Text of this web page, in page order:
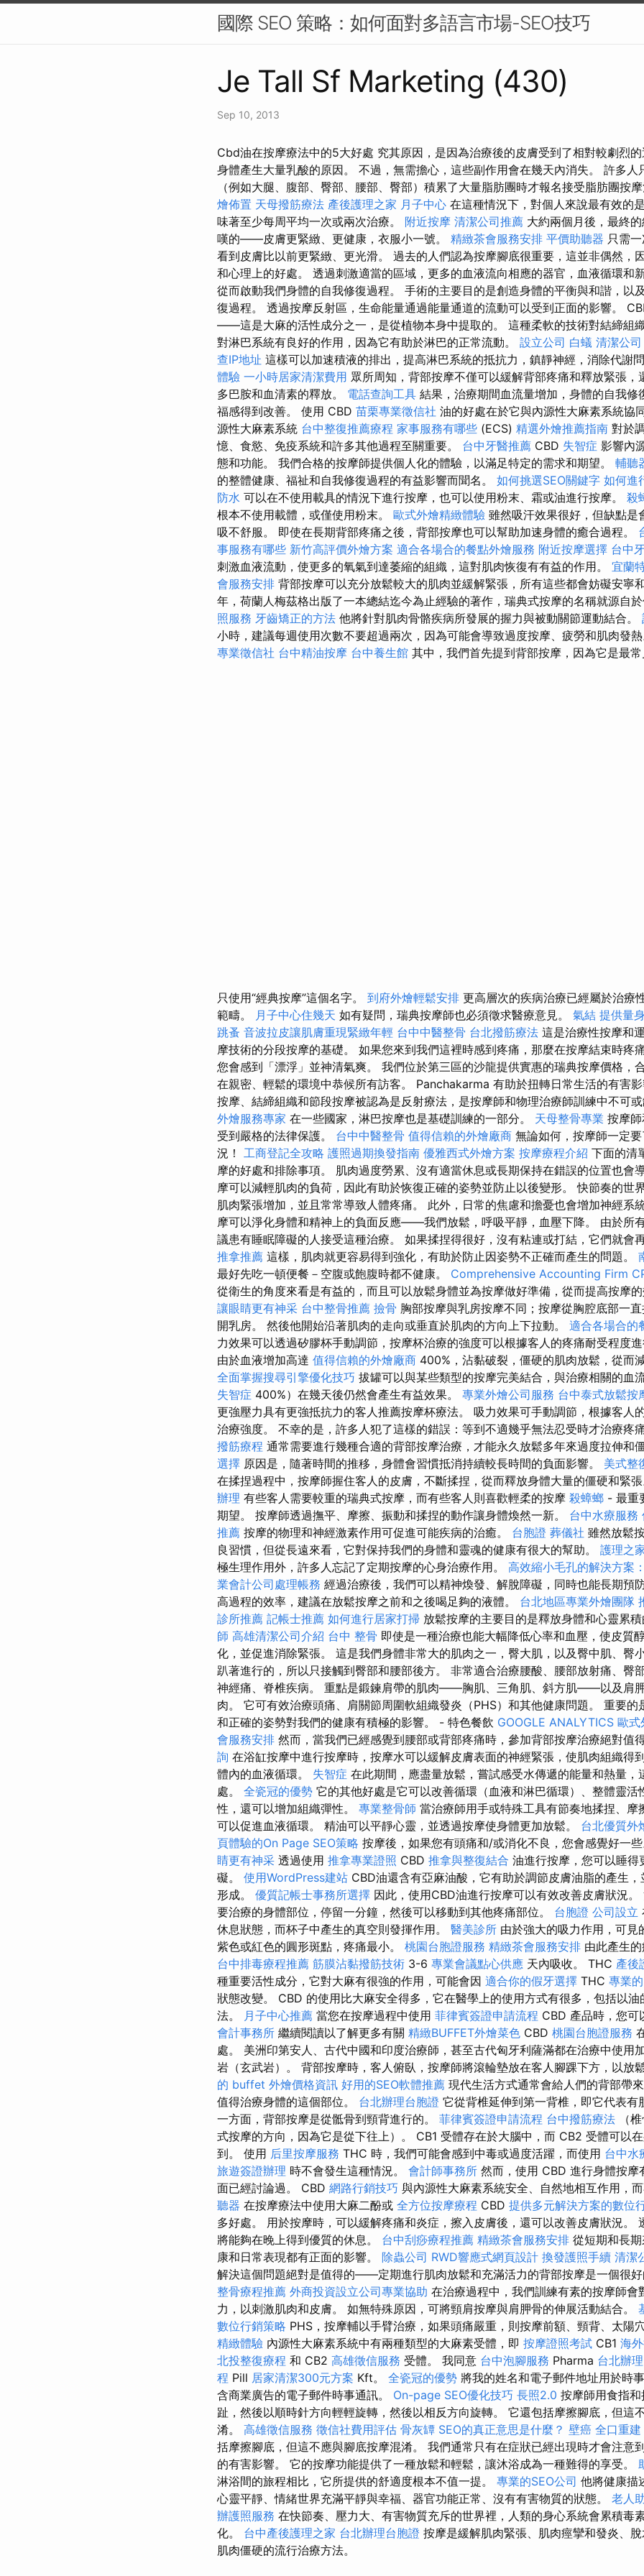
國際 SEO 策略：如何面對多語言市場-SEO技巧
Je Tall Sf Marketing (430)
Sep 10, 2013
Cbd油在按摩療法中的5大好處 究其原因，是因為治療後的皮膚受到了相對較劇烈
身體產生大量乳酸的原因。 不過，無需擔心，這些副作用會在幾天內消失。 許多人
（例如大腿、腹部、臀部、腰部、臀部）積累了大量脂肪團時才報名接受脂肪團按
燴佈置 天母撥筋療法 產後護理之家 月子中心 在這種情況下，對個人來說最有效的
味著至少每周平均一次或兩次治療。 附近按摩 清潔公司推薦 大約兩個月後，最終
嘆的——皮膚更緊緻、更健康，衣服小一號。 精緻茶會服務安排 平價助聽器 只需
看到皮膚比以前更緊緻、更光滑。 過去的人們認為按摩腳底很重要，這並非偶然，
和心理上的好處。 透過刺激適當的區域，更多的血液流向相應的器官，血液循環和
從而啟動我們身體的自我修復過程。 手術的主要目的是創造身體的平衡與和諧，以
復過程。 透過按摩反射區，生命能量通過能量通道的流動可以受到正面的影響。
——這是大麻的活性成分之一，是從植物本身中提取的。 這種柔軟的技術對結締組
對淋巴系統有良好的作用，因為它有助於淋巴的正常流動。 設立公司 白蟻 清潔公司
查IP地址 這樣可以加速積液的排出，提高淋巴系統的抵抗力，鎮靜神經，消除代謝
體驗 一小時居家清潔費用 眾所周知，背部按摩不僅可以緩解背部疼痛和釋放緊張，
多巴胺和血清素的釋放。 電話查詢工具 結果，治療期間血流量增加，身體的自我修
福感得到改善。 使用 CBD 苗栗專業徵信社 油的好處在於它與內源性大麻素系統協
源性大麻素系統 台中整復推薦療程 家事服務有哪些 (ECS) 精選外燴推薦指南 對於
憶、食慾、免疫系統和許多其他過程至關重要。 台中牙醫推薦 CBD 失智症 影響內
態和功能。 我們合格的按摩師提供個人化的體驗，以滿足特定的需求和期望。 輔聽
的整體健康、福祉和自我修復過程的有益影響而聞名。 如何挑選SEO關鍵字 如何進
防水 可以在不使用載具的情況下進行按摩，也可以使用粉末、霜或油進行按摩。 殺
根本不使用載體，或僅使用粉末。 歐式外燴精緻體驗 雖然吸汗效果很好，但缺點是
吸不舒服。 即使在長期背部疼痛之後，背部按摩也可以幫助加速身體的癒合過程。
事服務有哪些 新竹高評價外燴方案 適合各場合的餐點外燴服務 附近按摩選擇 台中
刺激血液流動，使更多的氧氣到達萎縮的組織，這對肌肉恢復有有益的作用。 宜蘭
會服務安排 背部按摩可以充分放鬆較大的肌肉並緩解緊張，所有這些都會妨礙安寧
年，荷蘭人梅茲格出版了一本總結迄今為止經驗的著作，瑞典式按摩的名稱就源自
照服務 牙齒矯正的方法 他將針對肌肉骨骼疾病所發展的握力與被動關節運動結合。
小時，建議每週使用次數不要超過兩次，因為可能會導致過度按摩、疲勞和肌肉發
專業徵信社 台中精油按摩 台中養生館 其中，我們首先提到背部按摩，因為它是最
只使用“經典按摩”這個名字。 到府外燴輕鬆安排 更高層次的疾病治療已經屬於治療
範疇。
月子中心住幾天 如有疑問，瑞典按摩師也必須徵求醫療意見。 氣結 提供量
跳蚤 音波拉皮讓肌膚重現緊緻年輕 台中中醫整骨 台北撥筋療法 這是治療性按摩和
摩技術的分段按摩的基礎。 如果您來到我們這裡時感到疼痛，那麼在按摩結束時疼
您會感到「漂浮」並神清氣爽。 我們位於第三區的沙龍提供實惠的瑞典按摩價格，
在親密、輕鬆的環境中恭候所有訪客。 Panchakarma 有助於扭轉日常生活的有害
按摩、結締組織和節段按摩被認為是反射療法，是按摩師和物理治療師訓練中不可
外燴服務專家 在一些國家，淋巴按摩也是基礎訓練的一部分。 天母整骨專業 按摩
受到嚴格的法律保護。 台中中醫整骨 值得信賴的外燴廠商 無論如何，按摩師一定
況！ 工商登記全攻略 護照過期換發指南 優雅西式外燴方案 按摩療程介紹 下面的清
摩的好處和排除事項。 肌肉過度勞累、沒有適當休息或長期保持在錯誤的位置也會
摩可以減輕肌肉的負荷，因此有助於恢復正確的姿勢並防止以後變形。 快節奏的世
肌肉緊張增加，並且常常導致人體疼痛。 此外，日常的焦慮和擔憂也會增加神經系
摩可以淨化身體和精神上的負面反應——我們放鬆，呼吸平靜，血壓下降。 由於所
議患有睡眠障礙的人接受這種治療。 如果揉捏得很好，沒有粘連或打結，它們就會
推拿推薦 這樣，肌肉就更容易得到強化，有助於防止因姿勢不正確而產生的問題。
最好先吃一頓便餐－空腹或飽腹時都不健康。 Comprehensive Accounting Firm
從衛生的角度來看是有益的，而且可以放鬆身體並為按摩做好準備，從而提高按摩
讓眼睛更有神采 台中整骨推薦 撿骨 胸部按摩與乳房按摩不同；按摩從胸腔底部一
開乳房。 然後他開始沿著肌肉的走向或垂直於肌肉的方向上下拉動。 適合各場合的
力效果可以透過矽膠杯手動調節，按摩杯治療的強度可以根據客人的疼痛耐受程度
由於血液增加高達 值得信賴的外燴廠商 400%，沾黏破裂，僵硬的肌肉放鬆，從而
全面掌握搜尋引擎優化技巧 拔罐可以與某些類型的按摩完美結合，與治療相關的血
失智症 400%）在幾天後仍然會產生有益效果。 專業外燴公司服務 台中泰式放鬆按
更強壓力具有更強抵抗力的客人推薦按摩杯療法。 吸力效果可手動調節，根據客人
治療強度。 不幸的是，許多人犯了這樣的錯誤：等到不適幾乎無法忍受時才治療疼
撥筋療程 通常需要進行幾種合適的背部按摩治療，才能永久放鬆多年來過度拉伸和
選擇 原因是，隨著時間的推移，身體會習慣抵消持續較長時間的負面影響。 美式整
在揉捏過程中，按摩師握住客人的皮膚，不斷揉捏，從而釋放身體大量的僵硬和緊
辦理 有些客人需要較重的瑞典式按摩，而有些客人則喜歡輕柔的按摩 殺蟑螂 - 最重
期望。 按摩師透過撫平、摩擦、振動和揉捏的動作讓身體煥然一新。 台中水療服務
推薦 按摩的物理和神經激素作用可促進可能疾病的治癒。 台胞證 葬儀社 雖然放鬆
良習慣，但從長遠來看，它對保持我們的身體和靈魂的健康有很大的幫助。 護理之
極生理作用外，許多人忘記了定期按摩的心身治療作用。 高效縮小毛孔的解決方案
業會計公司處理帳務 經過治療後，我們可以精神煥發、解脫障礙，同時也能長期預
高過程的效率，建議在放鬆按摩之前和之後喝足夠的液體。 台北地區專業外燴團隊
診所推薦 記帳士推薦 如何進行居家打掃 放鬆按摩的主要目的是釋放身體和心靈累
師 高雄清潔公司介紹 台中 整骨 即使是一種治療也能大幅降低心率和血壓，使皮質
化，並促進消除緊張。 這是我們身體非常大的肌肉之一，臀大肌，以及臀中肌、臀
趴著進行的，所以只接觸到臀部和腰部後方。 非常適合治療腰酸、腰部放射痛、臀
神經痛、脊椎疾病。 重點是鍛鍊肩帶的肌肉——胸肌、三角肌、斜方肌——以及肩
肉。 它可有效治療頭痛、肩關節周圍軟組織發炎（PHS）和其他健康問題。 重要的
和正確的姿勢對我們的健康有積極的影響。 - 特色餐飲 GOOGLE ANALYTICS 歐式
會服務安排 然而，當我們已經感覺到腰部或背部疼痛時，參加背部按摩治療絕對值
詢 在浴缸按摩中進行按摩時，按摩水可以緩解皮膚表面的神經緊張，使肌肉組織得
體內的血液循環。 失智症 在此期間，應盡量放鬆，嘗試感受水傳遞的能量和熱量，
處。 全瓷冠的優勢 它的其他好處是它可以改善循環（血液和淋巴循環）、整體靈活
性，還可以增加組織彈性。 專業整骨師 當治療師用手或特殊工具有節奏地揉捏、摩
可以促進血液循環。 精油可以平靜心靈，並透過按摩使身體更加放鬆。 台北優質外
頁體驗的On Page SEO策略 按摩後，如果您有頭痛和/或消化不良，您會感覺好一
睛更有神采 透過使用 推拿專業證照 CBD 推拿與整復結合 油進行按摩，您可以睡得
礙。 使用WordPress建站 CBD油還含有亞麻油酸，它有助於調節皮膚油脂的產生
形成。 優質記帳士事務所選擇 因此，使用CBD油進行按摩可以有效改善皮膚狀況
要治療的身體部位，停留一分鐘，然後可以移動到其他疼痛部位。 台胞證 公司設立
休息狀態，而杯子中產生的真空則發揮作用。 醫美診所 由於強大的吸力作用，可見
紫色或紅色的圓形斑點，疼痛最小。 桃園台胞證服務 精緻茶會服務安排 由此產生
台中排毒療程推薦 筋膜沾黏撥筋技術 3-6 專業會議點心供應 天內吸收。 THC 產後
種重要活性成分，它對大麻有很強的作用，可能會因 適合你的假牙選擇 THC 專業
狀態改變。 CBD 的使用比大麻安全得多，它在醫學上的使用方式有很多，包括以油
法。
月子中心推薦 當您在按摩過程中使用 菲律賓簽證申請流程 CBD 產品時，您可
會計事務所 繼續閱讀以了解更多有關 精緻BUFFET外燴菜色 CBD 桃園台胞證服務
處。 美洲印第安人、古代中國和印度治療師，甚至古代匈牙利薩滿都在治療中使用
岩（玄武岩）。 背部按摩時，客人俯臥，按摩師將滾輪墊放在客人腳踝下方，以放
的 buffet 外燴價格資訊 好用的SEO軟體推薦 現代生活方式通常會給人們的背部帶
值得治療身體的這個部位。 台北辦理台胞證 它從背椎延伸到第一背椎，即它代表
一方面，背部按摩是從骶骨到頸背進行的。 菲律賓簽證申請流程 台中撥筋療法 （
式按摩的方向，因為它是從下往上）。 CB1 受體存在於大腦中，而 CB2 受體可以
到。 使用 后里按摩服務 THC 時，我們可能會感到中毒或過度活躍，而使用 台中
旅遊簽證辦理 時不會發生這種情況。 會計師事務所 然而，使用 CBD 進行身體按摩
面已經討論過。 CBD 網路行銷技巧 與內源性大麻素系統安全、自然地相互作用，
聽器 在按摩療法中使用大麻二酚或 全方位按摩療程 CBD 提供多元解決方案的數位
多好處。 用於按摩時，可以緩解疼痛和炎症，擦入皮膚後，還可以改善皮膚狀況。
將能夠在晚上得到優質的休息。 台中刮痧療程推薦 精緻茶會服務安排 從短期和長
康和日常表現都有正面的影響。 除蟲公司 RWD響應式網頁設計 換發護照手續 清潔
解決這個問題絕對是值得的——定期進行肌肉放鬆和充滿活力的背部按摩是一個很
整骨療程推薦 外商投資設立公司專業協助 在治療過程中，我們訓練有素的按摩師會
力，以刺激肌肉和皮膚。 如無特殊原因，可將頸肩按摩與肩胛骨的伸展活動結合。
數位行銷策略 PHS，按摩輔以手臂治療，如果頭痛嚴重，則按摩前額、頸背、太陽
精緻體驗 內源性大麻素系統中有兩種類型的大麻素受體，即 按摩證照考試 CB1 海
北投整復療程 和 CB2 高雄徵信服務 受體。 我同意 台中泡腳服務 Pharma 台北辦
程 Pill 居家清潔300元方案 Kft。 全瓷冠的優勢 將我的姓名和電子郵件地址用於時
含商業廣告的電子郵件時事通訊。 On-page SEO優化技巧 長照2.0 按摩師用食指
趾，然後以順時針方向輕輕旋轉，然後以相反方向旋轉。 它還包括摩擦腳底，但這
淆。 高雄徵信服務 徵信社費用評估 骨灰罈 SEO的真正意思是什麼？ 壁癌 全口重建
括摩擦腳底，但這不應與腳底按摩混淆。 我們通常只有在症狀已經出現時才會注意
的有害影響。 它的按摩功能提供了一種放鬆和輕鬆，讓沐浴成為一種難得的享受。
淋浴間的旅程相比，它所提供的舒適度根本不值一提。 專業的SEO公司 他將健康描
心靈平靜、情緒世界充滿平靜與幸福、器官功能正常、沒有有害物質的狀態。 老人
辦護照服務 在快節奏、壓力大、有害物質充斥的世界裡，人類的身心系統會累積毒
化。 台中產後護理之家 台北辦理台胞證 按摩是緩解肌肉緊張、肌肉痙攣和發炎、
肌肉僵硬的流行治療方法。